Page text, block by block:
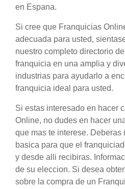
en Espana.
Si cree que Franquicias
adecuada para usted,
nuestro completo directorio
franquicia en una amplia y
industrias para ayudarlo a
franquicia ideal para usted.
Si estas interesado en hacer
Online, no dudes en hacer
que mas te interese. Deberas
basica para que el
y desde alli recibiras.
de su eleccion. Si desea
sobre la compra de un